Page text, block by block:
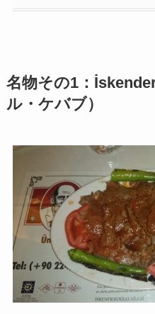
名物その1：
ル・ケバブ）